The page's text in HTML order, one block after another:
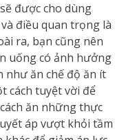
được cho dùng
điều quan trọng là
ra, bạn cũng nên
uống có ảnh hưởng
như ăn chế độ ăn ít
cách tuyệt vời để
ăn những thực
áp vượt khỏi tầm